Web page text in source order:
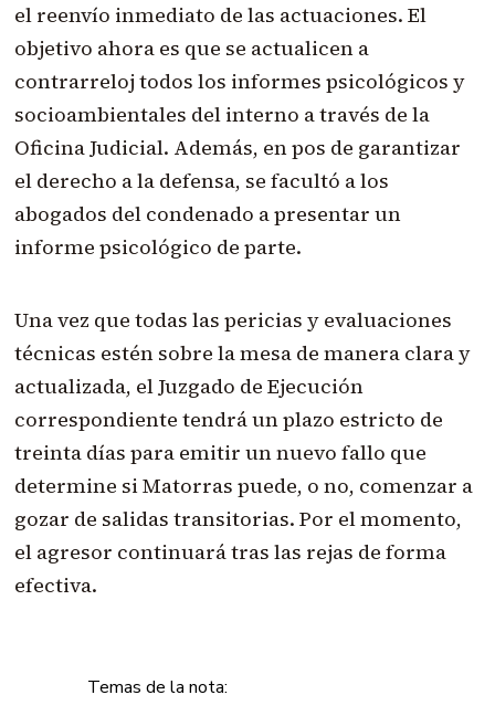
el reenvío inmediato de las actuaciones. El
objetivo ahora es que se actualicen a
contrarreloj todos los informes psicológicos y
socioambientales del interno a través de la
Oficina Judicial. Además, en pos de garantizar
el derecho a la defensa, se facultó a los
abogados del condenado a presentar un
informe psicológico de parte.
Una vez que todas las pericias y evaluaciones
técnicas estén sobre la mesa de manera clara y
actualizada, el Juzgado de Ejecución
correspondiente tendrá un plazo estricto de
treinta días para emitir un nuevo fallo que
determine si Matorras puede, o no, comenzar a
gozar de salidas transitorias. Por el momento,
el agresor continuará tras las rejas de forma
efectiva.
Temas de la nota: